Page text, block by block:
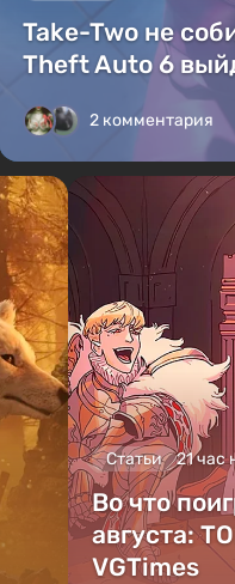
Take-Two не
Theft Auto 6
2 комментария
Статьи 21 час
Во что
августа:
VGTimes